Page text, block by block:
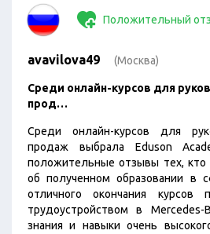
Положительный
avavilova49 (Москва)
Среди онлайн-курсов для
прод…
Среди онлайн-курсов для
продаж выбрала Eduson
положительные отзывы тех,
об полученном образовании в
отличного окончания
трудоустройством в Mercedes-
знания и навыки очень